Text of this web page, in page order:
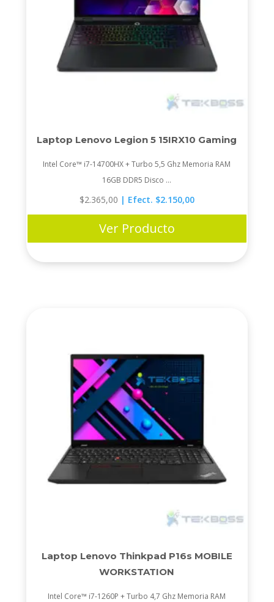
Laptop Lenovo Legion 5 15IRX10 Gaming
Intel Core™ i7-14700HX + Turbo 5,5 Ghz Memoria RAM
16GB DDR5 Disco ...
$2.365,00 | Efect. $2.150,00
Ver Producto
Laptop Lenovo Thinkpad P16s MOBILE
WORKSTATION
Intel Core™ i7-1260P + Turbo 4,7 Ghz Memoria RAM